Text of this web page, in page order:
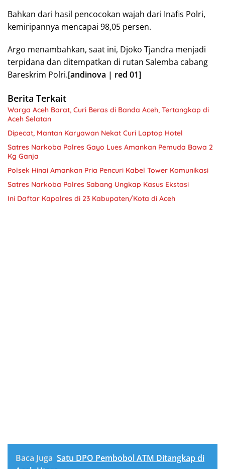
Bahkan dari hasil pencocokan wajah dari Inafis Polri,
kemiripannya mencapai 98,05 persen.
Argo menambahkan, saat ini, Djoko Tjandra menjadi
terpidana dan ditempatkan di rutan Salemba cabang
Bareskrim Polri.[andinova | red 01]
Berita Terkait
Warga Aceh Barat, Curi Beras di Banda Aceh, Tertangkap di
Aceh Selatan
Dipecat, Mantan Karyawan Nekat Curi Laptop Hotel
Satres Narkoba Polres Gayo Lues Amankan Pemuda Bawa 2
Kg Ganja
Polsek Hinai Amankan Pria Pencuri Kabel Tower Komunikasi
Satres Narkoba Polres Sabang Ungkap Kasus Ekstasi
Ini Daftar Kapolres di 23 Kabupaten/Kota di Aceh
Baca Juga Satu DPO Pembobol ATM Ditangkap di